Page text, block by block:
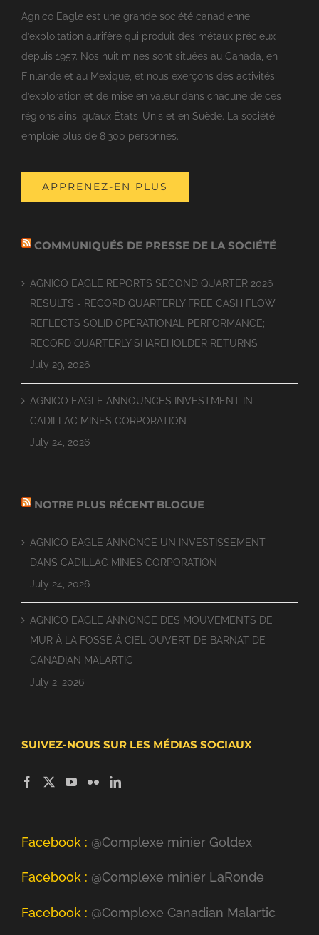
Agnico Eagle est une grande société canadienne
d’exploitation aurifère qui produit des métaux précieux
depuis 1957. Nos huit mines sont situées au Canada, en
Finlande et au Mexique, et nous exerçons des activités
d’exploration et de mise en valeur dans chacune de ces
régions ainsi qu’aux États-Unis et en Suède. La société
emploie plus de 8 300 personnes.
APPRENEZ-EN PLUS
COMMUNIQUÉS DE PRESSE DE LA SOCIÉTÉ
AGNICO EAGLE REPORTS SECOND QUARTER 2026
RESULTS - RECORD QUARTERLY FREE CASH FLOW
REFLECTS SOLID OPERATIONAL PERFORMANCE;
RECORD QUARTERLY SHAREHOLDER RETURNS
July 29, 2026
AGNICO EAGLE ANNOUNCES INVESTMENT IN
CADILLAC MINES CORPORATION
July 24, 2026
NOTRE PLUS RÉCENT BLOGUE
AGNICO EAGLE ANNONCE UN INVESTISSEMENT
DANS CADILLAC MINES CORPORATION
July 24, 2026
AGNICO EAGLE ANNONCE DES MOUVEMENTS DE
MUR À LA FOSSE À CIEL OUVERT DE BARNAT DE
CANADIAN MALARTIC
July 2, 2026
SUIVEZ-NOUS SUR LES MÉDIAS SOCIAUX
Facebook : @Complexe minier Goldex
Facebook : @Complexe minier LaRonde
Facebook : @Complexe Canadian Malartic